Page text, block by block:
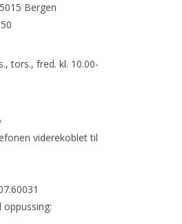
Bergen
tors., fred. kl. 10.00-
viderekoblet til